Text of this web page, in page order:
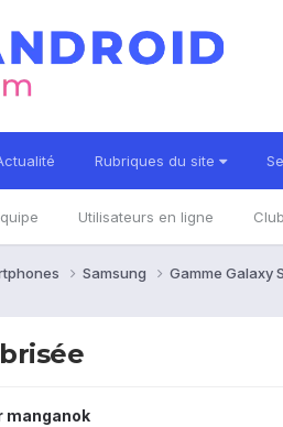
Rubriques du site
Utilisateurs en ligne
Samsung Gamme Galaxy S
manganok